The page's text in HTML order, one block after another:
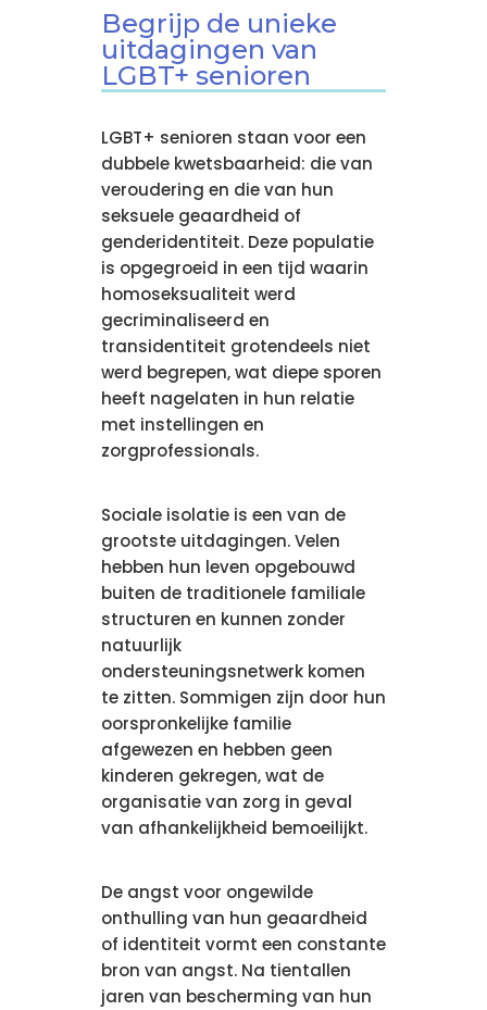
Begrijp de unieke
uitdagingen van
LGBT+ senioren
LGBT+ senioren staan voor een
dubbele kwetsbaarheid: die van
veroudering en die van hun
seksuele geaardheid of
genderidentiteit. Deze populatie
is opgegroeid in een tijd waarin
homoseksualiteit werd
gecriminaliseerd en
transidentiteit grotendeels niet
werd begrepen, wat diepe sporen
heeft nagelaten in hun relatie
met instellingen en
zorgprofessionals.
Sociale isolatie is een van de
grootste uitdagingen. Velen
hebben hun leven opgebouwd
buiten de traditionele familiale
structuren en kunnen zonder
natuurlijk
ondersteuningsnetwerk komen
te zitten. Sommigen zijn door hun
oorspronkelijke familie
afgewezen en hebben geen
kinderen gekregen, wat de
organisatie van zorg in geval
van afhankelijkheid bemoeilijkt.
De angst voor ongewilde
onthulling van hun geaardheid
of identiteit vormt een constante
bron van angst. Na tientallen
jaren van bescherming van hun